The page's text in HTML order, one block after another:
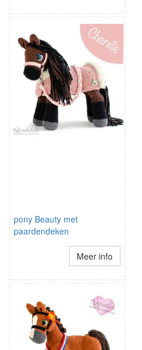
pony Beauty met
paardendeken
Meer info